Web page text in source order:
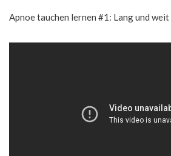
Apnoe tauchen lernen #1: Lang und weit